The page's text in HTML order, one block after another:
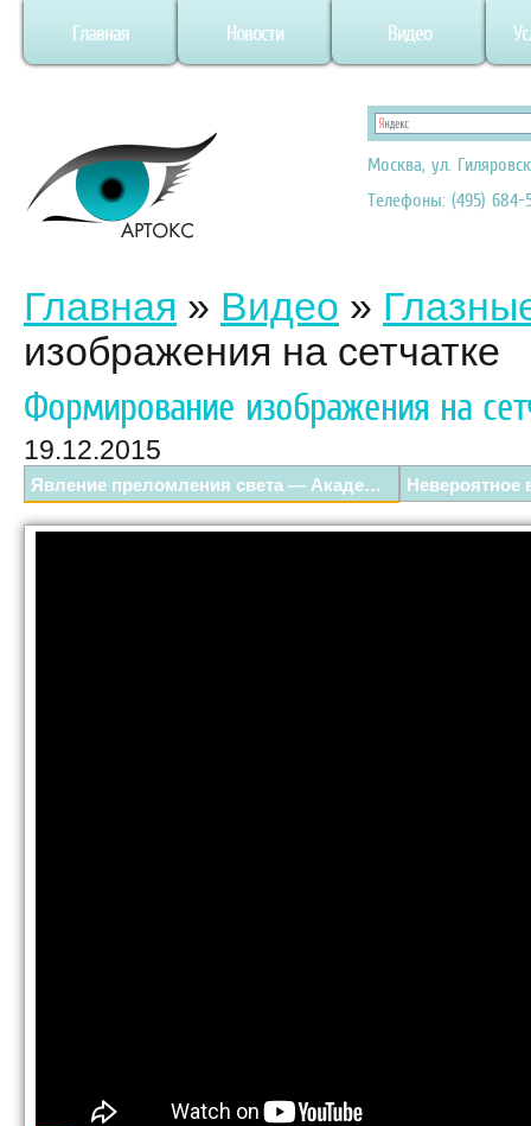
Главная Новости Видео
Москва, ул.
Телефоны: (495) 684-
Главная » Видео »
изображения на сетчатке
Формирование изображения на
19.12.2015
Явление преломления света — Академия занимательных наук. Невероятное